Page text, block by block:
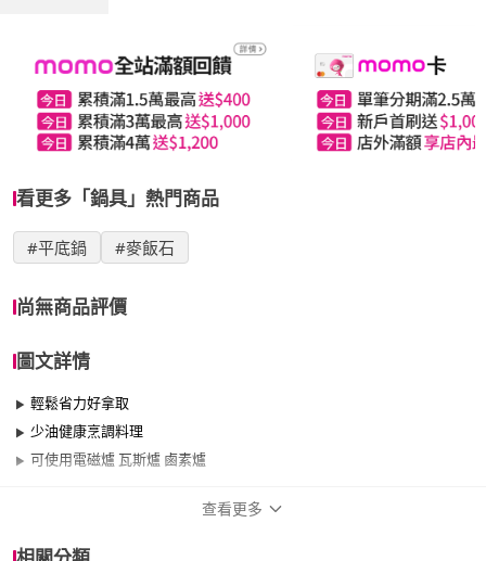
看更多「鍋具」熱門商品
#平底鍋 #麥飯石
尚無商品評價
圖文詳情
輕鬆省力好拿取
少油健康烹調料理
可使用電磁爐 瓦斯爐 鹵素爐
查看更多